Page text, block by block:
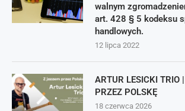
walnym
art. 428 § 5 kodeksu
handlowych.
12 lipca 2022
ARTUR LESICKI TRIO
PRZEZ POLSKĘ
18 czerwca 2026